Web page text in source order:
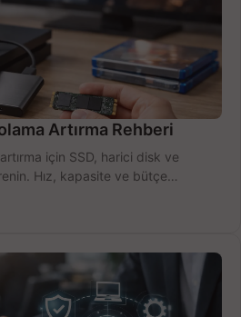
Artırma Rehberi
için SSD, harici disk ve
Hız, kapasite ve bütçe